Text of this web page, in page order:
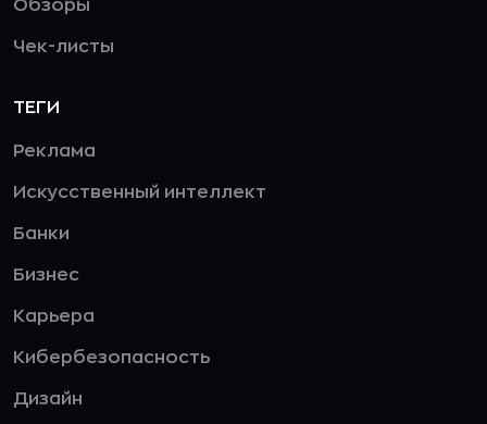
Обзоры
Чек-листы
ТЕГИ
Реклама
Искусственный интеллект
Банки
Бизнес
Карьера
Кибербезопасность
Дизайн